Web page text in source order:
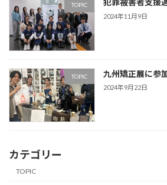
TOPIC 犯罪被害者支援
2024年11月9日
TOPIC 九州矯正展に参
2024年9月22日
カテゴリー
TOPIC